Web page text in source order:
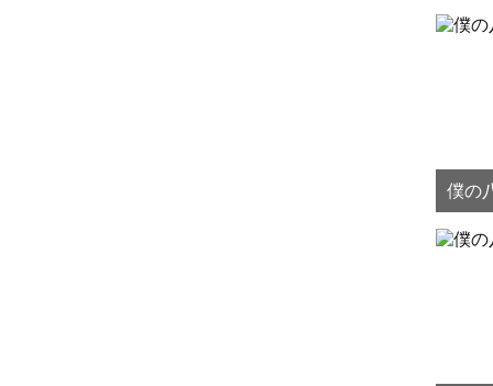
僕の